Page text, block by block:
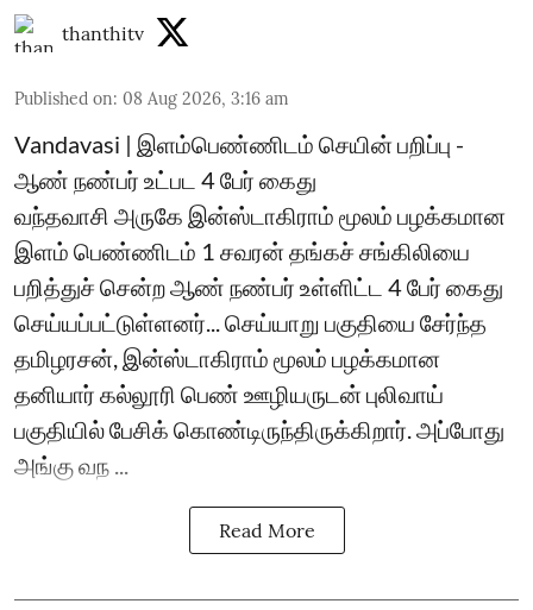
thanthitv
Published on: 08 Aug 2026, 3:16 am
Vandavasi | இளம்பெண்ணிடம் செயின் பறிப்பு -
ஆண் நண்பர் உட்பட 4 பேர் கைது
வந்தவாசி அருகே இன்ஸ்டாகிராம் மூலம் பழக்கமான
இளம் பெண்ணிடம் 1 சவரன் தங்கச் சங்கிலியை
பறித்துச் சென்ற ஆண் நண்பர் உள்ளிட்ட 4 பேர் கைது
செய்யப்பட்டுள்ளனர்... செய்யாறு பகுதியை சேர்ந்த
தமிழரசன், இன்ஸ்டாகிராம் மூலம் பழக்கமான
தனியார் கல்லூரி பெண் ஊழியருடன் புலிவாய்
பகுதியில் பேசிக் கொண்டிருந்திருக்கிறார். அப்போது
அங்கு வந ...
Read More